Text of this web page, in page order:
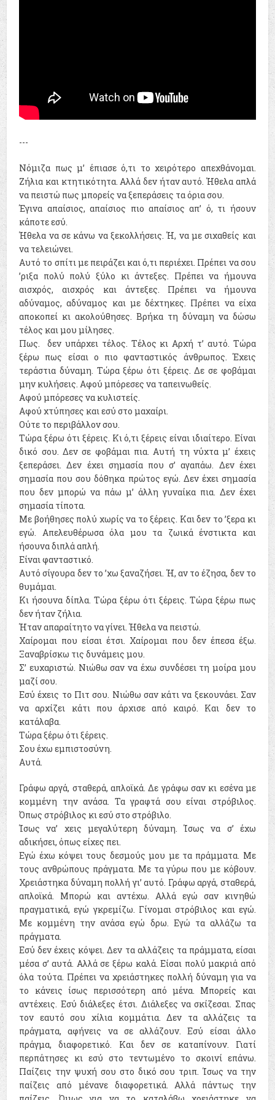
---
Νόμιζα πως μ’ έπιασε ό,τι το χειρότερο απεχθάνομαι.
Ζήλια και κτητικότητα. Αλλά δεν ήταν αυτό. Ήθελα απλά
να πειστώ πως μπορείς να ξεπεράσεις τα όρια σου.
Έγινα απαίσιος, απαίσιος πιο απαίσιος απ’ ό, τι ήσουν
κάποτε εσύ.
Ήθελα να σε κάνω να ξεκολλήσεις. Ή, να με σιχαθείς και
να τελειώνει.
Αυτό το σπίτι με πειράζει και ό,τι περιέχει. Πρέπει να σου
’ριξα πολύ πολύ ξύλο κι άντεξες. Πρέπει να ήμουνα
αισχρός, αισχρός και άντεξες. Πρέπει να ήμουνα
αδύναμος, αδύναμος και με δέχτηκες. Πρέπει να είχα
αποκοπεί κι ακολούθησες. Βρήκα τη δύναμη να δώσω
τέλος και μου μίλησες.
Πως. δεν υπάρχει τέλος. Τέλος κι Αρχή τ’ αυτό. Τώρα
ξέρω πως είσαι ο πιο φανταστικός άνθρωπος. Έχεις
τεράστια δύναμη. Τώρα ξέρω ότι ξέρεις. Δε σε φοβάμαι
μην κυλήσεις. Αφού μπόρεσες να ταπεινωθείς.
Αφού μπόρεσες να κυλιστείς.
Αφού χτύπησες και εσύ στο μαχαίρι.
Ούτε το περιβάλλον σου.
Τώρα ξέρω ότι ξέρεις. Κι ό,τι ξέρεις είναι ιδιαίτερο. Είναι
δικό σου. Δεν σε φοβάμαι πια. Αυτή τη νύχτα μ’ έχεις
ξεπεράσει. Δεν έχει σημασία που σ’ αγαπάω. Δεν έχει
σημασία που σου δόθηκα πρώτος εγώ. Δεν έχει σημασία
που δεν μπορώ να πάω μ’ άλλη γυναίκα πια. Δεν έχει
σημασία τίποτα.
Με βοήθησες πολύ χωρίς να το ξέρεις. Και δεν το ’ξερα κι
εγώ. Απελευθέρωσα όλα μου τα ζωικά ένστικτα και
ήσουνα διπλά απλή.
Είναι φανταστικό.
Αυτό σίγουρα δεν το ’χω ξαναζήσει. Ή, αν το έζησα, δεν το
θυμάμαι.
Κι ήσουνα δίπλα. Τώρα ξέρω ότι ξέρεις. Τώρα ξέρω πως
δεν ήταν ζήλια.
Ήταν απαραίτητο να γίνει. Ήθελα να πειστώ.
Χαίρομαι που είσαι έτσι. Χαίρομαι που δεν έπεσα έξω.
Ξαναβρίσκω τις δυνάμεις μου.
Σ’ ευχαριστώ. Νιώθω σαν να έχω συνδέσει τη μοίρα μου
μαζί σου.
Εσύ έχεις το Πιτ σου. Νιώθω σαν κάτι να ξεκουνάει. Σαν
να αρχίζει κάτι που άρχισε από καιρό. Και δεν το
κατάλαβα.
Τώρα ξέρω ότι ξέρεις.
Σου έχω εμπιστοσύνη.
Αυτά.
Γράφω αργά, σταθερά, απλοϊκά. Δε γράφω σαν κι εσένα με
κομμένη την ανάσα. Τα γραφτά σου είναι στρόβιλος.
Όπως στρόβιλος κι εσύ στο στρόβιλο.
Ίσως να’ χεις μεγαλύτερη δύναμη. Ίσως να σ’ έχω
αδικήσει, όπως είχες πει.
Εγώ έχω κόψει τους δεσμούς μου με τα πράμματα. Με
τους ανθρώπους πράγματα. Με τα γύρω που με κόβουν.
Χρειάστηκα δύναμη πολλή γι’ αυτό. Γράφω αργά, σταθερά,
απλοϊκά. Μπορώ και αντέχω. Αλλά εγώ σαν κινηθώ
πραγματικά, εγώ γκρεμίζω. Γίνομαι στρόβιλος και εγώ.
Με κομμένη την ανάσα εγώ δρω. Εγώ τα αλλάζω τα
πράγματα.
Εσύ δεν έχεις κόψει. Δεν τα αλλάζεις τα πράμματα, είσαι
μέσα σ’ αυτά. Αλλά σε ξέρω καλά. Είσαι πολύ μακριά από
όλα τούτα. Πρέπει να χρειάστηκες πολλή δύναμη για να
το κάνεις ίσως περισσότερη από μένα. Μπορείς και
αντέχεις. Εσύ διάλεξες έτσι. Διάλεξες να σκίζεσαι. Σπας
τον εαυτό σου χίλια κομμάτια. Δεν τα αλλάζεις τα
πράγματα, αφήνεις να σε αλλάζουν. Εσύ είσαι άλλο
πράγμα, διαφορετικό. Και δεν σε καταπίνουν. Γιατί
περπάτησες κι εσύ στο τεντωμένο το σκοινί επάνω.
Παίζεις την ψυχή σου στο δικό σου τριπ. Ίσως να την
παίζεις από μένανε διαφορετικά. Αλλά πάντως την